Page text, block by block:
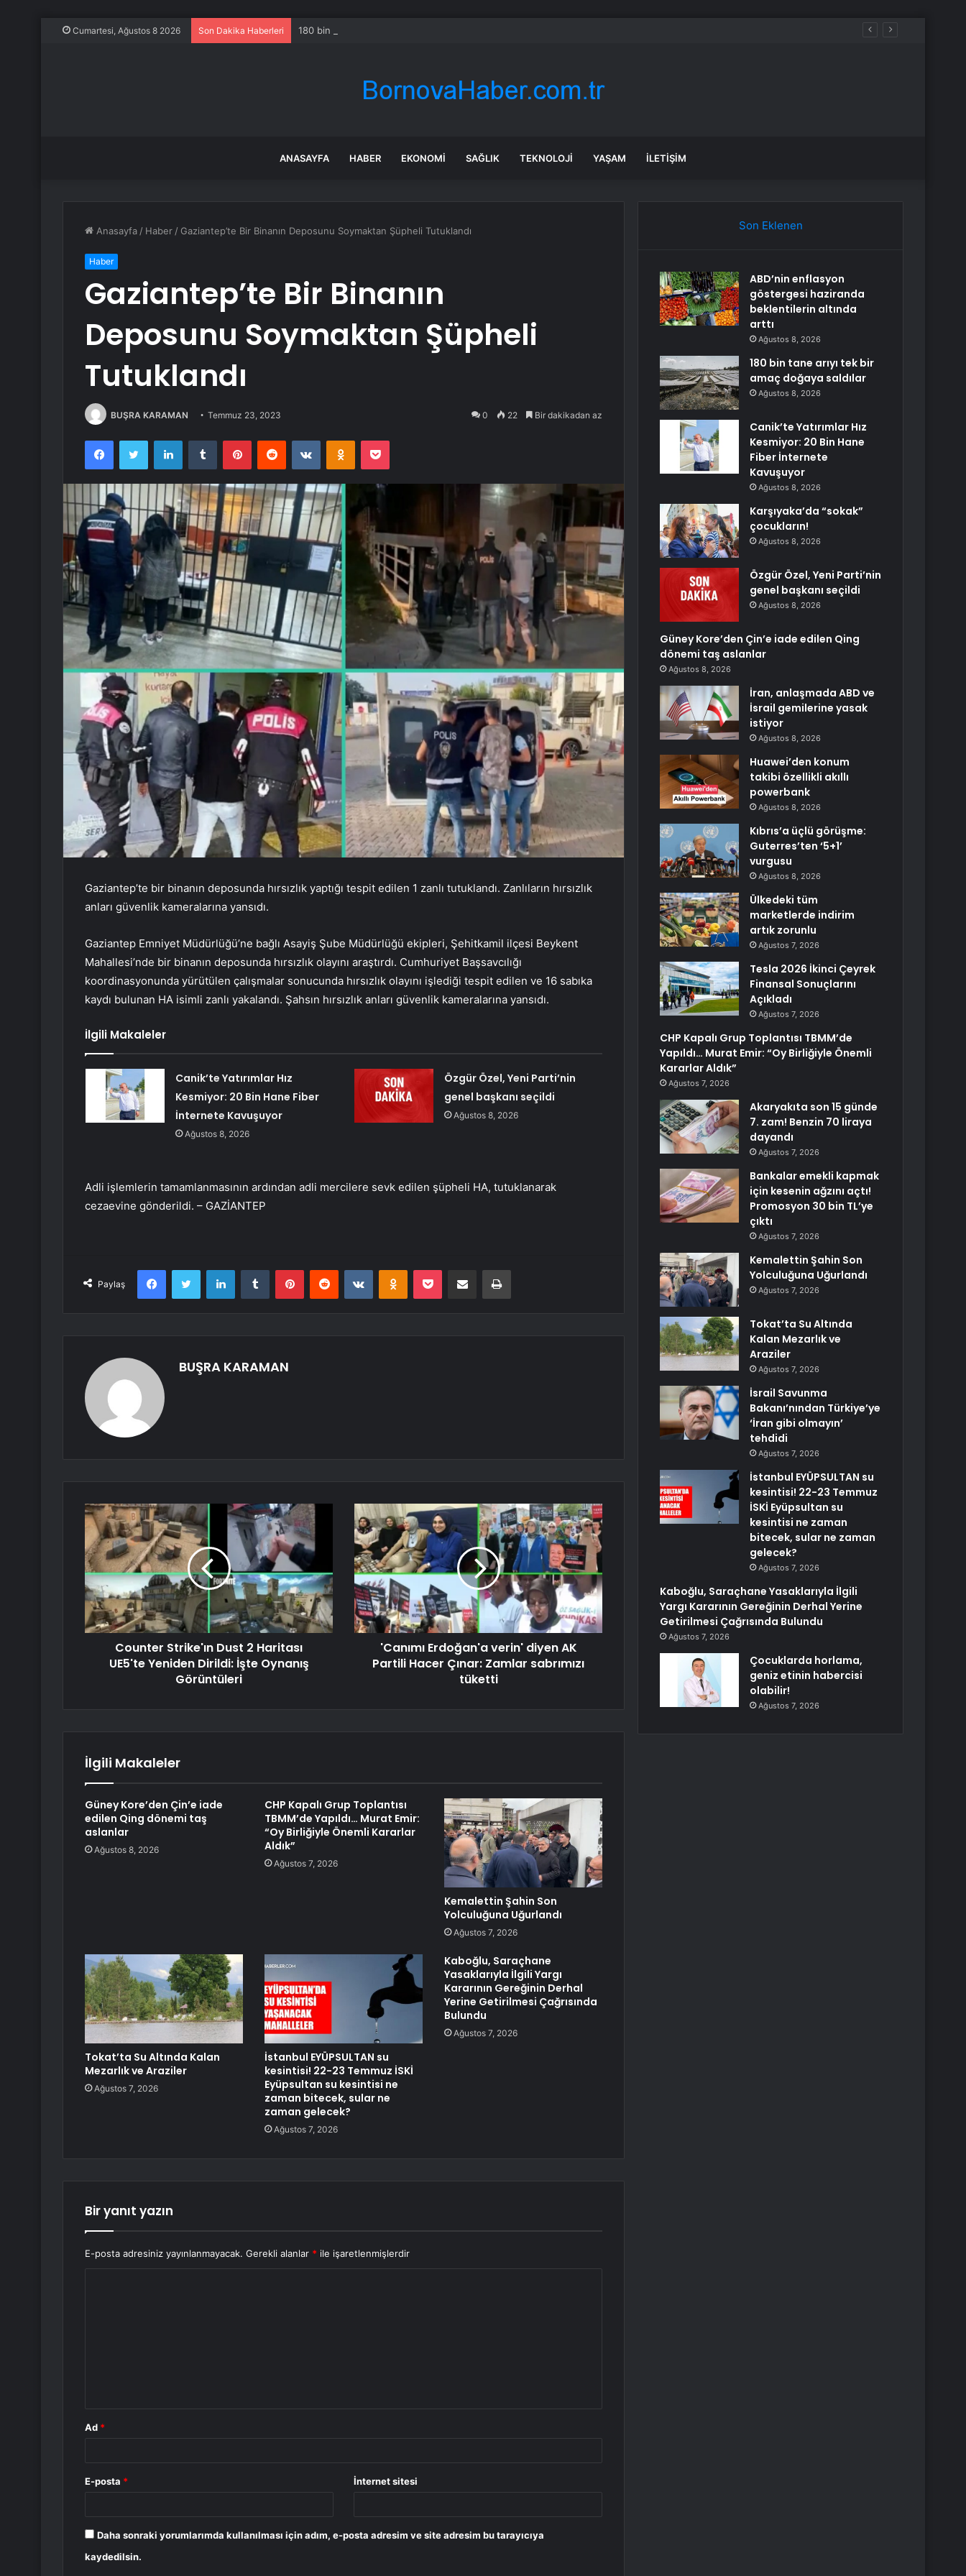
Cumartesi, Ağustos 8 2026 Son Dakika Haberleri 180 bin tane arıyı tek bir amaç doğaya saldılar
ANASAYFA HABER EKONOMI SAĞLIK TEKNOLOJI YAŞAM İLETIŞIM
Anasayfa / Haber / Gaziantep’te Bir Binanın Deposunu Soymaktan Şüpheli Tutuklandı
Haber
Gaziantep’te Bir Binanın
Deposunu Soymaktan Şüpheli
Tutuklandı
BUŞRA KARAMAN Temmuz 23, 2023 0 22 Bir dakikadan az
FacebookTwitter LinkedInTumblr PinterestReddit VKontakteOdnoklassniki
Pocket
Gaziantep’te bir binanın deposunda hırsızlık yaptığı tespit edilen 1 zanlı tutuklandı. Zanlıların hırsızlık
anları güvenlik kameralarına yansıdı.
Gaziantep Emniyet Müdürlüğü’ne bağlı Asayiş Şube Müdürlüğü ekipleri, Şehitkamil ilçesi Beykent
Mahallesi’nde bir binanın deposunda hırsızlık olayını araştırdı. Cumhuriyet Başsavcılığı
koordinasyonunda yürütülen çalışmalar sonucunda hırsızlık olayını işlediği tespit edilen ve 16 sabıka
kaydı bulunan HA isimli zanlı yakalandı. Şahsın hırsızlık anları güvenlik kameralarına yansıdı.
İlgili Makaleler
Canik’te Yatırımlar Hız
Kesmiyor: 20 Bin Hane Fiber
İnternete Kavuşuyor
Ağustos 8, 2026
Özgür Özel, Yeni Parti’nin
genel başkanı seçildi
Ağustos 8, 2026
Adli işlemlerin tamamlanmasının ardından adli mercilere sevk edilen şüpheli HA, tutuklanarak
cezaevine gönderildi. – GAZİANTEP
Paylaş
FacebookTwitter LinkedInTumblr PinterestReddit VKontakteOdnoklassniki
Pocket E-Posta ile paylaş Yazdır
BUŞRA KARAMAN
Counter Strike'ın Dust 2 Haritası
UE5'te Yeniden Dirildi: İşte Oynanış
Görüntüleri
'Canımı Erdoğan'a verin' diyen AK
Partili Hacer Çınar: Zamlar sabrımızı
tüketti
İlgili Makaleler
Güney Kore’den Çin’e iade
edilen Qing dönemi taş
aslanlar
Ağustos 8, 2026
CHP Kapalı Grup Toplantısı
TBMM’de Yapıldı… Murat Emir:
“Oy Birliğiyle Önemli Kararlar
Aldık”
Ağustos 7, 2026
Kemalettin Şahin Son
Yolculuğuna Uğurlandı
Ağustos 7, 2026
Tokat’ta Su Altında Kalan
Mezarlık ve Araziler
Ağustos 7, 2026
İstanbul EYÜPSULTAN su
kesintisi! 22-23 Temmuz İSKİ
Eyüpsultan su kesintisi ne
zaman bitecek, sular ne
zaman gelecek?
Ağustos 7, 2026
Kaboğlu, Saraçhane
Yasaklarıyla İlgili Yargı
Kararının Gereğinin Derhal
Yerine Getirilmesi Çağrısında
Bulundu
Ağustos 7, 2026
Bir yanıt yazın
E-posta adresiniz yayınlanmayacak. Gerekli alanlar * ile işaretlenmişlerdir
Ad *
E-posta * İnternet sitesi
Daha sonraki yorumlarımda kullanılması için adım, e-posta adresim ve site adresim bu tarayıcıya
kaydedilsin.
Son Eklenen
ABD’nin enflasyon
göstergesi haziranda
beklentilerin altında
arttı
Ağustos 8, 2026
180 bin tane arıyı tek bir
amaç doğaya saldılar
Ağustos 8, 2026
Canik’te Yatırımlar Hız
Kesmiyor: 20 Bin Hane
Fiber İnternete
Kavuşuyor
Ağustos 8, 2026
Karşıyaka’da “sokak”
çocukların!
Ağustos 8, 2026
Özgür Özel, Yeni Parti’nin
genel başkanı seçildi
Ağustos 8, 2026
Güney Kore’den Çin’e iade edilen Qing
dönemi taş aslanlar
Ağustos 8, 2026
İran, anlaşmada ABD ve
İsrail gemilerine yasak
istiyor
Ağustos 8, 2026
Huawei’den konum
takibi özellikli akıllı
powerbank
Ağustos 8, 2026
Kıbrıs’a üçlü görüşme:
Guterres’ten ‘5+1’
vurgusu
Ağustos 8, 2026
Ülkedeki tüm
marketlerde indirim
artık zorunlu
Ağustos 7, 2026
Tesla 2026 İkinci Çeyrek
Finansal Sonuçlarını
Açıkladı
Ağustos 7, 2026
CHP Kapalı Grup Toplantısı TBMM’de
Yapıldı… Murat Emir: “Oy Birliğiyle Önemli
Kararlar Aldık”
Ağustos 7, 2026
Akaryakıta son 15 günde
7. zam! Benzin 70 liraya
dayandı
Ağustos 7, 2026
Bankalar emekli kapmak
için kesenin ağzını açtı!
Promosyon 30 bin TL’ye
çıktı
Ağustos 7, 2026
Kemalettin Şahin Son
Yolculuğuna Uğurlandı
Ağustos 7, 2026
Tokat’ta Su Altında
Kalan Mezarlık ve
Araziler
Ağustos 7, 2026
İsrail Savunma
Bakanı’nından Türkiye’ye
‘İran gibi olmayın’
tehdidi
Ağustos 7, 2026
İstanbul EYÜPSULTAN su
kesintisi! 22-23 Temmuz
İSKİ Eyüpsultan su
kesintisi ne zaman
bitecek, sular ne zaman
gelecek?
Ağustos 7, 2026
Kaboğlu, Saraçhane Yasaklarıyla İlgili
Yargı Kararının Gereğinin Derhal Yerine
Getirilmesi Çağrısında Bulundu
Ağustos 7, 2026
Çocuklarda horlama,
geniz etinin habercisi
olabilir!
Ağustos 7, 2026